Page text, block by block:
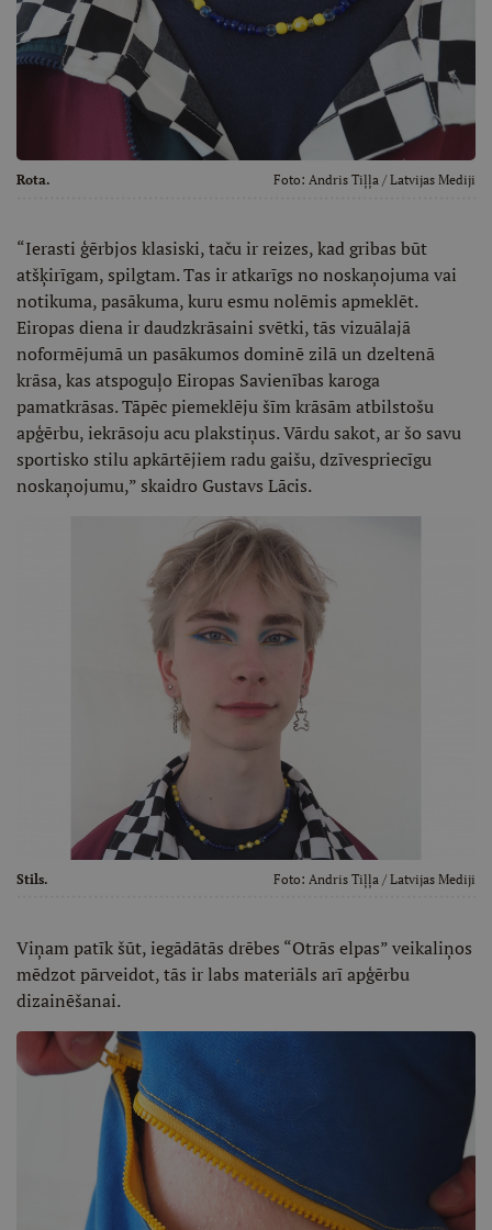
Rota. Foto: Andris Tiļļa / Latvijas Mediji
“Ierasti ģērbjos klasiski, taču ir reizes, kad gribas būt
atšķirīgam, spilgtam. Tas ir atkarīgs no noskaņojuma vai
notikuma, pasākuma, kuru esmu nolēmis apmeklēt.
Eiropas diena ir daudzkrāsaini svētki, tās vizuālajā
noformējumā un pasākumos dominē zilā un dzeltenā
krāsa, kas atspoguļo Eiropas Savienības karoga
pamatkrāsas. Tāpēc piemeklēju šīm krāsām atbilstošu
apģērbu, iekrāsoju acu plakstiņus. Vārdu sakot, ar šo savu
sportisko stilu apkārtējiem radu gaišu, dzīvespriecīgu
noskaņojumu,” skaidro Gustavs Lācis.
Stils. Foto: Andris Tiļļa / Latvijas Mediji
Viņam patīk šūt, iegādātās drēbes “Otrās elpas” veikaliņos
mēdzot pārveidot, tās ir labs materiāls arī apģērbu
dizainēšanai.